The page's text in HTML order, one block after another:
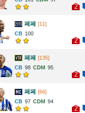
2
페페
[11]
100
2
페페
[135]
98
95
2
페페
[66]
97
94
2